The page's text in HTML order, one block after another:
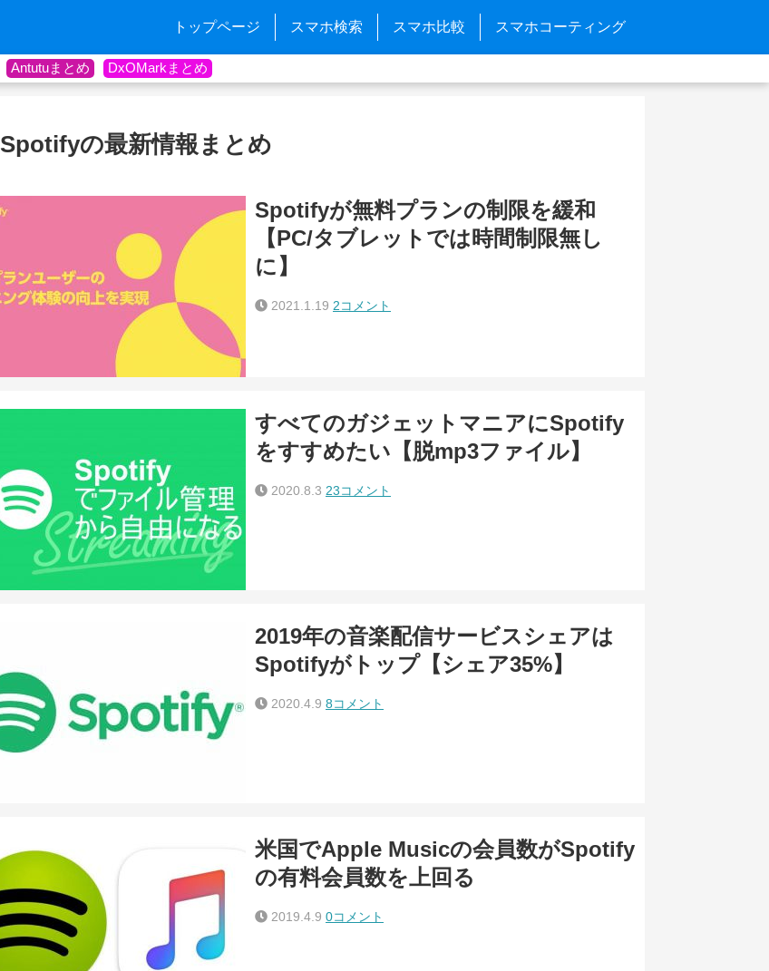
トップページ スマホ検索 スマホ比較 スマホコーティング
Antutuまとめ DxOMarkまとめ
Spotifyの最新情報まとめ
Spotifyが無料プランの制限を緩和
【PC/タブレットでは時間制限無し
に】
2021.1.19 2コメント
すべてのガジェットマニアにSpotify
をすすめたい【脱mp3ファイル】
2020.8.3 23コメント
2019年の音楽配信サービスシェアは
Spotifyがトップ【シェア35%】
2020.4.9 8コメント
米国でApple Musicの会員数がSpotify
の有料会員数を上回る
2019.4.9 0コメント